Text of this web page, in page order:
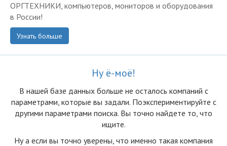
ОРГТЕХНИКИ, компьютеров, мониторов и оборудования
в России!
Узнать больше
Ну ё-моё!
В нашей базе данных больше не осталоcь компаний с
параметрами, которые вы задали. Поэкспериментируйте с
другими параметрами поиска. Вы точно найдете то, что
ищите.
Ну а если вы точно уверены, что именно такая компания